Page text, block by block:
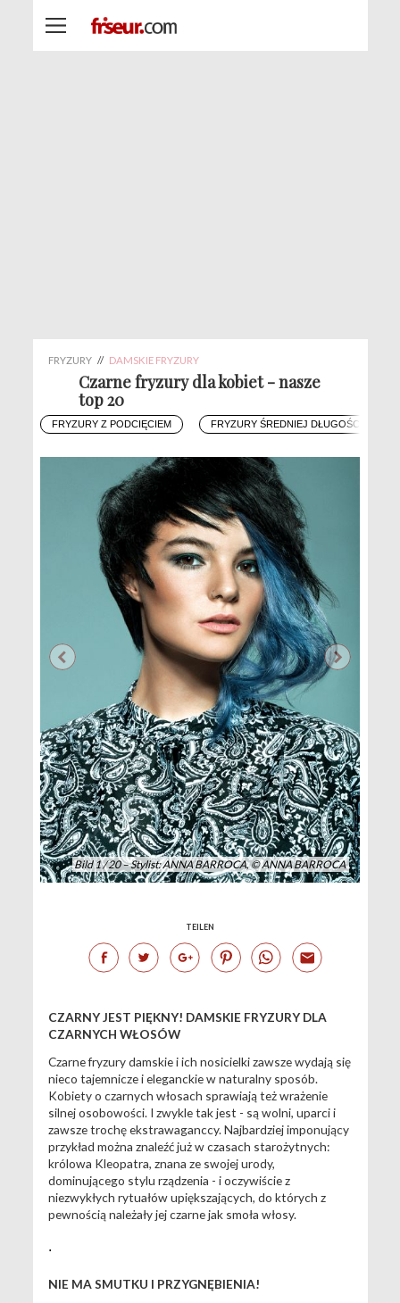
FRYZURY // DAMSKIE FRYZURY
Czarne fryzury dla kobiet - nasze
top 20
FRYZURY Z PODCIĘCIEM FRYZURY ŚREDNIEJ DŁUGOŚCI
Bild 1 / 20 – Stylist: ANNA BARROCA, © ANNA BARROCA
TEILEN
CZARNY JEST PIĘKNY! DAMSKIE FRYZURY DLA
CZARNYCH WŁOSÓW
Czarne fryzury damskie i ich nosicielki zawsze wydają się
nieco tajemnicze i eleganckie w naturalny sposób.
Kobiety o czarnych włosach sprawiają też wrażenie
silnej osobowości. I zwykle tak jest - są wolni, uparci i
zawsze trochę ekstrawaganccy. Najbardziej imponujący
przykład można znaleźć już w czasach starożytnych:
królowa Kleopatra, znana ze swojej urody,
dominującego stylu rządzenia - i oczywiście z
niezwykłych rytuałów upiększających, do których z
pewnością należały jej czarne jak smoła włosy.
.
NIE MA SMUTKU I PRZYGNĘBIENIA!